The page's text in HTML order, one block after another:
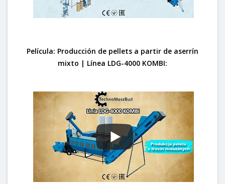
Película: Producción de pellets a partir de aserrín
mixto | Línea LDG-4000 KOMBI: